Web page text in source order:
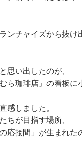
ンチャイズから抜け
思い出したのが、
ら珈琲店」の看板に
感しました。
ちが目指す場所、
応接間」が生まれた